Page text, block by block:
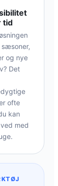
tid
og nye
Det
ofte
kan
med